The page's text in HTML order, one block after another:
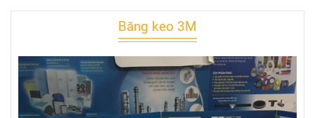
Băng keo 3M